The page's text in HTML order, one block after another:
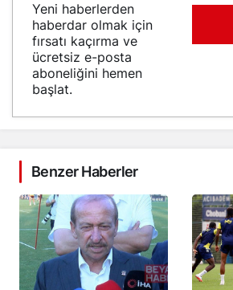
Yeni haberlerden
haberdar olmak için
fırsatı kaçırma ve
ücretsiz e-posta
aboneliğini hemen
başlat.
Benzer Haberler